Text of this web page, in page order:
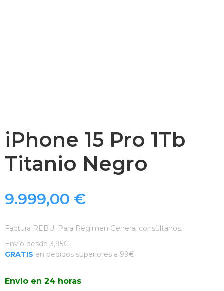
iPhone 15 Pro 1Tb
Titanio Negro
9.999,00 €
Factura REBU. Para Régimen General consúltanos.
Envío desde 3,95€
GRATIS en pedidos superiores a 99€
Envío en 24 horas